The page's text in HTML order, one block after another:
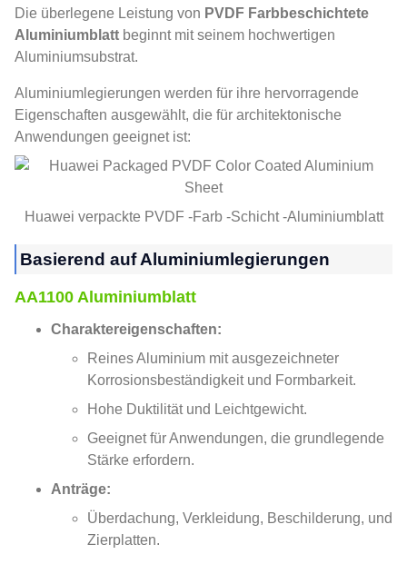
Die überlegene Leistung von PVDF Farbbeschichtete
Aluminiumblatt beginnt mit seinem hochwertigen
Aluminiumsubstrat.
Aluminiumlegierungen werden für ihre hervorragende
Eigenschaften ausgewählt, die für architektonische
Anwendungen geeignet ist:
Huawei verpackte PVDF -Farb -Schicht -Aluminiumblatt
Basierend auf Aluminiumlegierungen
AA1100 Aluminiumblatt
Charaktereigenschaften:
Reines Aluminium mit ausgezeichneter
Korrosionsbeständigkeit und Formbarkeit.
Hohe Duktilität und Leichtgewicht.
Geeignet für Anwendungen, die grundlegende
Stärke erfordern.
Anträge:
Überdachung, Verkleidung, Beschilderung, und
Zierplatten.